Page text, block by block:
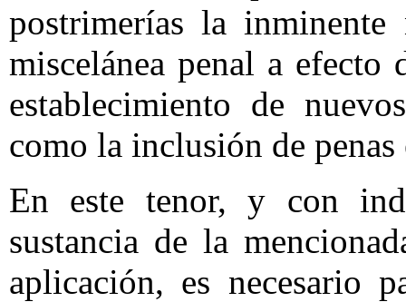
postrimerías la inminente
miscelánea penal a efecto
establecimiento de
como la inclusión de
En este tenor, y con
sustancia de la
aplicación, es necesario